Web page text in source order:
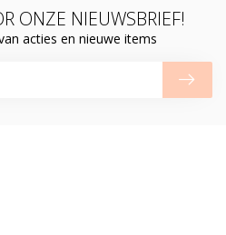
ONZE NIEUWSBRIEF!
acties en nieuwe items